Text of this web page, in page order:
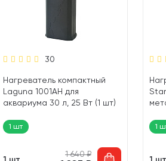
30
Нагреватель компактный
Laguna 1001AH для
аквариума 30 л, 25 Вт (1 шт)
1 шт
1 640₽
Вт1